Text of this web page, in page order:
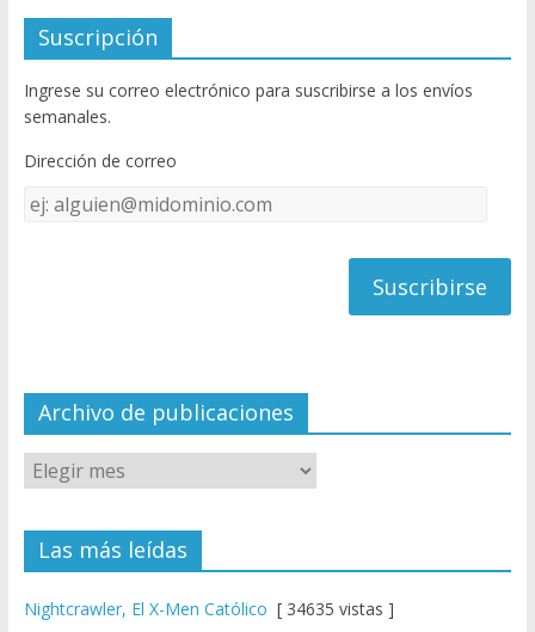
e
b
o
o
k
itt
er
u
T
u
e
C
el
Suscripción
Ingrese su correo electrónico para suscribirse a los envíos
semanales.
Dirección de correo
Dirección
de
Archivo de publicaciones
Las más leídas
Nightcrawler, El X-Men Católico [ 34635 vistas ]